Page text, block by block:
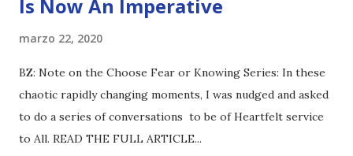
Is Now An Imperative
marzo 22, 2020
BZ: Note on the Choose Fear or Knowing Series: In these
chaotic rapidly changing moments, I was nudged and asked
to do a series of conversations to be of Heartfelt service
to All. READ THE FULL ARTICLE...